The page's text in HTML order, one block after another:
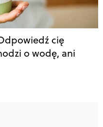
cię
o wodę, ani